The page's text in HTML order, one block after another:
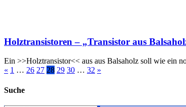
Holztransistoren – „Transistor aus
Ein >>Holztransistor<< aus aus Balsaholz soll wie ein
« 1 … 26 27 28 29 30 … 32 »
Suche